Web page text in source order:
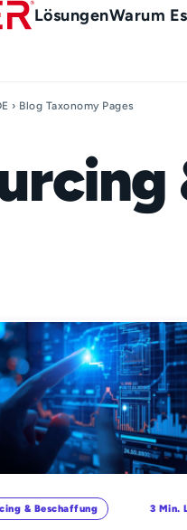
Main
LösungenWarum
› Blog Taxonomy Pages
& Beschaffung 3 Min.